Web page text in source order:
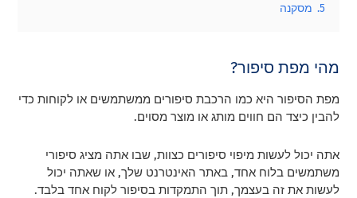
5. מסקנה
מהי מפת סיפור?
מפת הסיפור היא כמו הרכבת סיפורים ממשתמשים או לקוחות כדי
להבין כיצד הם חווים מותג או מוצר מסוים.
אתה יכול לעשות מיפוי סיפורים כצוות, שבו אתה מציג סיפורי
משתמשים בלוח אחד, באתר האינטרנט שלך, או שאתה יכול
לעשות את זה בעצמך, תוך התמקדות בסיפור לקוח אחד בלבד.